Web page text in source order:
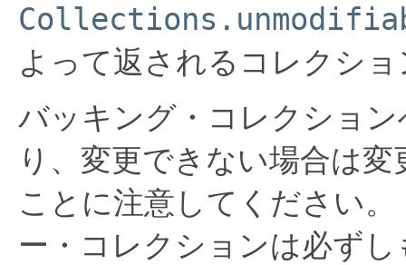
よって返されるコレクシ
バッキング・コレクショ
り、変更できない場合は
ことに注意してください。
ー・コレクションは必ず